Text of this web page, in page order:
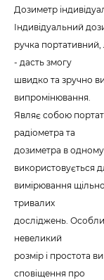
Дозиметр
Індивідуальний
ручка портативний,
- дасть змогу
швидко та зручно
випромінювання.
Являє собою
радіометра та
дозиметра в
використовується
вимірювання
тривалих
досліджень.
невеликий
розмір і простота
сповіщення про